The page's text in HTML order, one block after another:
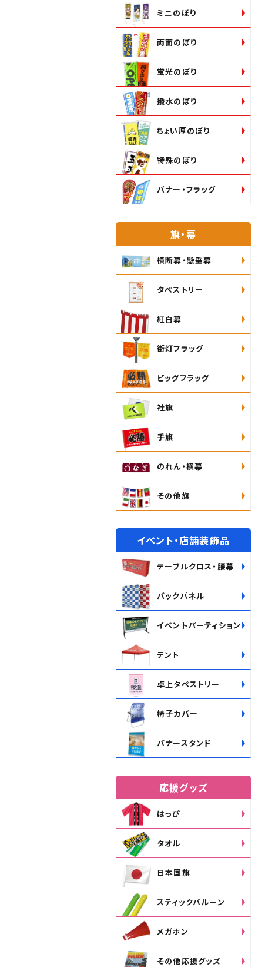
ミニのぼり
両面のぼり
蛍光のぼり
撥水のぼり
ちょい厚のぼり
特殊のぼり
バナー・フラッグ
旗・幕
横断幕・懸垂幕
タペストリー
紅白幕
街灯フラッグ
ビッグフラッグ
社旗
手旗
のれん・横幕
その他旗
イベント・店舗装飾品
テーブルクロス・腰幕
バックパネル
イベントパーティション
テント
卓上タペストリー
椅子カバー
バナースタンド
応援グッズ
はっぴ
タオル
日本国旗
スティックバルーン
メガホン
その他応援グッズ